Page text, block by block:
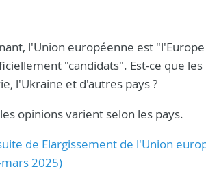
l'Union européenne est
"candidats". Est-ce que
l'Ukraine et d'autres pays ?
opinions varient selon les pays.
de Elargissement de l'Union
2025)